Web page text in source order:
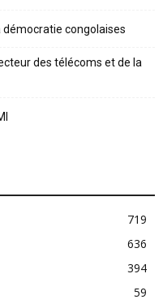
démocratie congolaises
des télécoms et de la
719
636
394
59